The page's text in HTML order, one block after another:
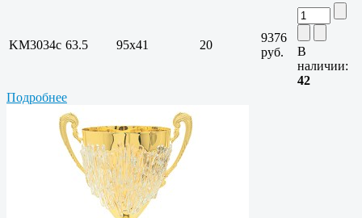
KM3034c 63.5 95х41 20
9376
руб.
В
наличии:
42
Подробнее